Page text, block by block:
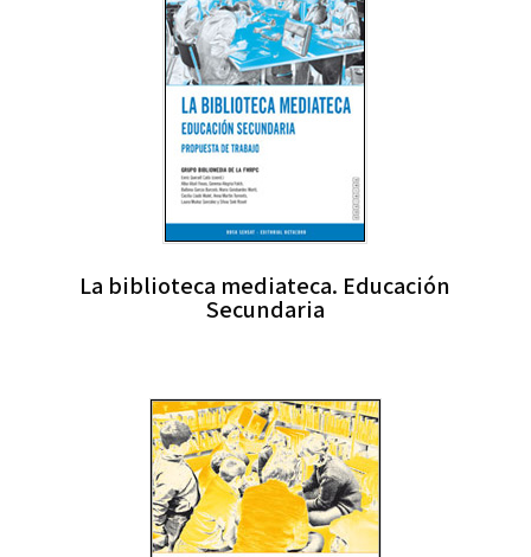
La biblioteca mediateca. Educación
Secundaria